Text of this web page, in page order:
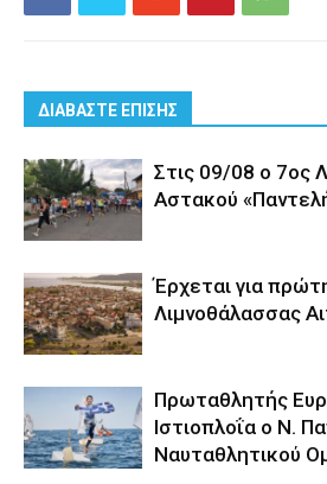
ΔΙΑΒΑΣΤΕ ΕΠΙΣΗΣ
Στις 09/08 ο 7ος
Αστακού
Έρχεται για
Λιμνοθάλασσας
Πρωταθλητής
Ιστιοπλοΐα ο Ν.
Ναυταθλητικού